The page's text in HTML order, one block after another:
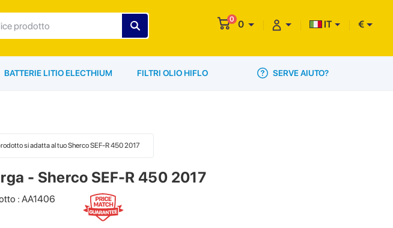
0 0 IT €
BATTERIE LITIO ELECTHIUM FILTRI OLIO HIFLO SERVE AIUTO?
si adatta al tuo Sherco SEF-R 450 2017
- Sherco SEF-R 450 2017
: AA1406